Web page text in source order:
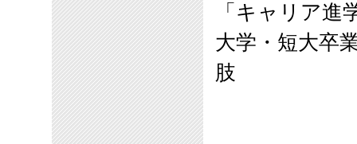
「キャリア進
大学・短大卒
肢